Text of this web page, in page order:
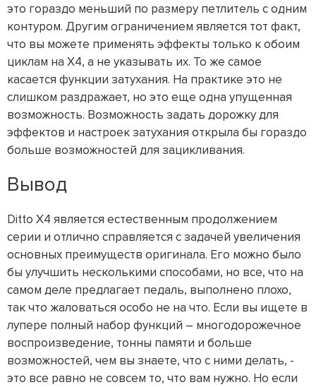
это гораздо меньший по размеру петлитель с одним
контуром. Другим ограничением является тот факт,
что вы можете применять эффекты только к обоим
циклам на X4, а не указывать их. То же самое
касается функции затухания. На практике это не
слишком раздражает, но это еще одна упущенная
возможность. Возможность задать дорожку для
эффектов и настроек затухания открыла бы гораздо
больше возможностей для зацикливания.
Вывод
Ditto X4 является естественным продолжением
серии и отлично справляется с задачей увеличения
основных преимуществ оригинала. Его можно было
бы улучшить несколькими способами, но все, что на
самом деле предлагает педаль, выполнено плохо,
так что жаловаться особо не на что. Если вы ищете в
лупере полный набор функций – многодорожечное
воспроизведение, тонны памяти и больше
возможностей, чем вы знаете, что с ними делать, -
это все равно не совсем то, что вам нужно. Но если